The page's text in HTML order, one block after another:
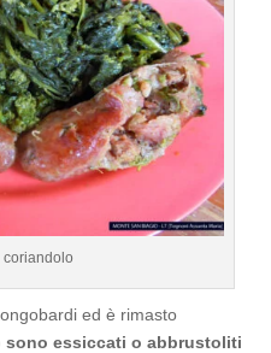
coriandolo
ed è rimasto
sono essiccati o abbrustoliti